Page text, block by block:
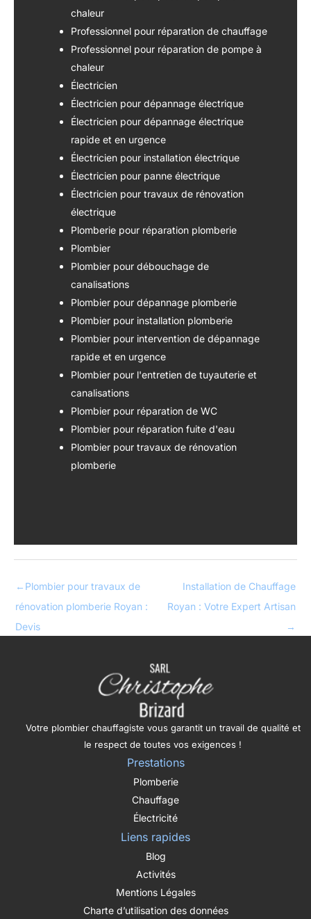
chaleur
Professionnel pour réparation de chauffage
Professionnel pour réparation de pompe à
chaleur
Électricien
Électricien pour dépannage électrique
Électricien pour dépannage électrique
rapide et en urgence
Électricien pour installation électrique
Électricien pour panne électrique
Électricien pour travaux de rénovation
électrique
Plomberie pour réparation plomberie
Plombier
Plombier pour débouchage de
canalisations
Plombier pour dépannage plomberie
Plombier pour installation plomberie
Plombier pour intervention de dépannage
rapide et en urgence
Plombier pour l'entretien de tuyauterie et
canalisations
Plombier pour réparation de WC
Plombier pour réparation fuite d'eau
Plombier pour travaux de rénovation
plomberie
← Plombier pour travaux de
rénovation plomberie Royan :
Devis
Installation de Chauffage
Royan : Votre Expert Artisan
→
Votre plombier chauffagiste vous garantit un travail de qualité et
le respect de toutes vos exigences !
Prestations
Plomberie
Chauffage
Électricité
Liens rapides
Blog
Activités
Mentions Légales
Charte d’utilisation des données